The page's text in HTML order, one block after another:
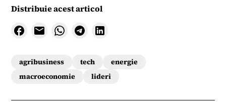
Distribuie acest articol
agribusiness tech
energie
macroeconomie
lideri